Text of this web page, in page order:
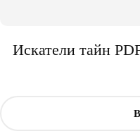
Искатели тайн